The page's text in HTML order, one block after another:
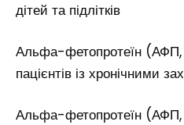
дітей та підлітків
Альфа-фетопротеїн (АФП,
пацієнтів із хронічними
Альфа-фетопротеїн (АФП,